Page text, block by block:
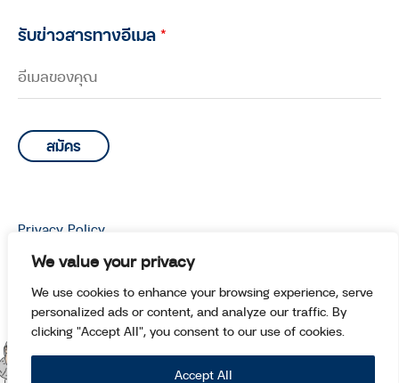
We value your privacy
We use cookies to enhance your browsing experience, serve
personalized ads or content, and analyze our traffic. By
clicking "Accept All", you consent to our use of cookies.
Accept All
รับข่าวสารทางอีเมล*
© Copyright 2026 Manoottangwai All Rights Reserved.
Privacy Policy